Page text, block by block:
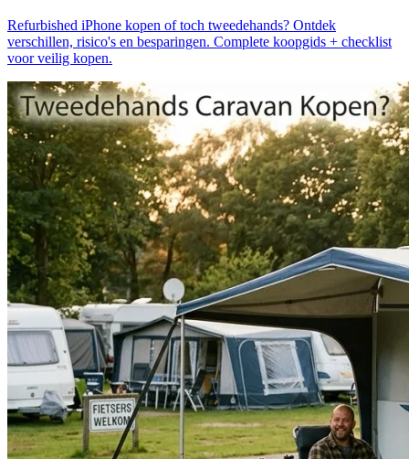
Refurbished iPhone kopen of toch tweedehands? Ontdek
verschillen, risico's en besparingen. Complete koopgids + checklist
voor veilig kopen.